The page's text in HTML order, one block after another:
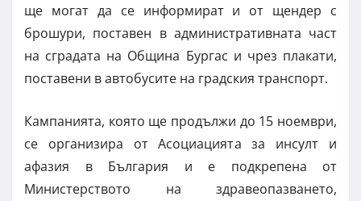
ще могат да се информират и от щендер с
брошури, поставен в административната част
на сградата на Община Бургас и чрез плакати,
поставени в автобусите на градския транспорт.
Кампанията, която ще продължи до 15 ноември,
се организира от Асоциацията за инсулт и
афазия в България и е подкрепена от
Министерството на здравеопазването,